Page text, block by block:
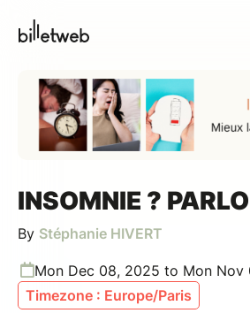
INSOMNIE ?
By Stéphanie HIVERT
Mon Dec 08, 2025 to Mon Nov
Timezone : Europe/Paris